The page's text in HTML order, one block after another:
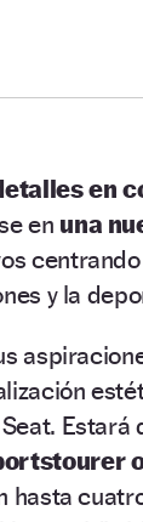
en
en una
y la
Estará
hasta